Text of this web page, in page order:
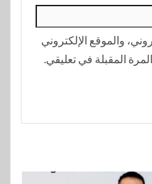
والموقع الإلكتروني
المقبلة في تعليقي.